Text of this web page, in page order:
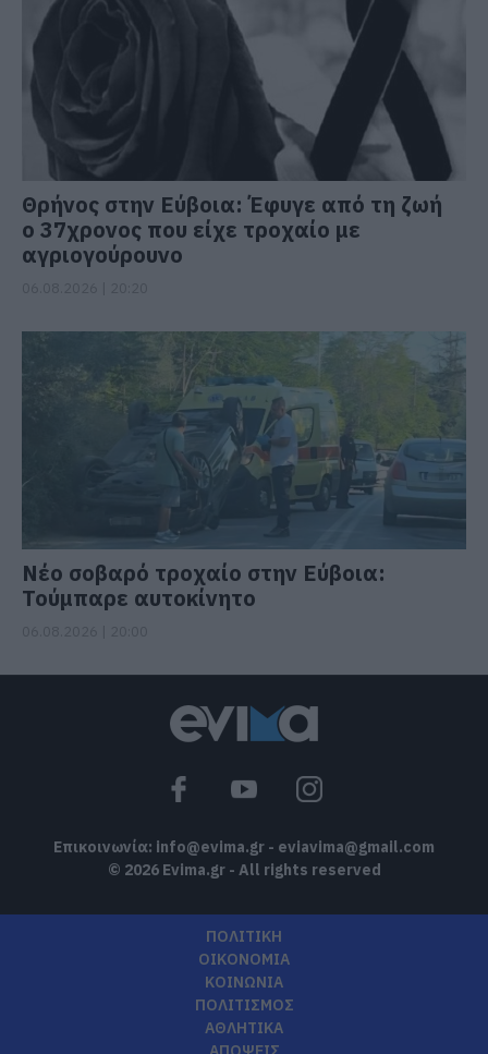
Θρήνος στην Εύβοια: Έφυγε από τη ζωή
ο 37χρονος που είχε τροχαίο με
αγριογούρουνο
Νέο σοβαρό τροχαίο στην Εύβοια:
Τούμπαρε αυτοκίνητο
Επικοινωνία: info@evima.gr - eviavima@gmail.com
© 2026 Evima.gr - All rights reserved
ΠΟΛΙΤΙΚΗ
ΟΙΚΟΝΟΜΙΑ
ΚΟΙΝΩΝΙΑ
ΠΟΛΙΤΙΣΜΟΣ
ΑΘΛΗΤΙΚΑ